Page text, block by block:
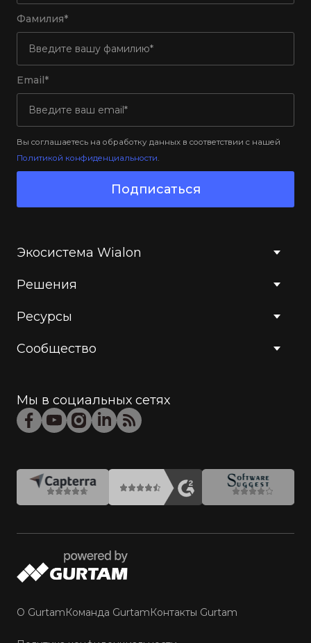
Фамилия*
Email*
Вы соглашаетесь на обработку данных в соответствии с нашей
Политикой конфиденциальности.
Подписаться
Экосистема Wialon
Решения
Ресурсы
Сообщество
Мы в социальных сетях
О GurtamКоманда GurtamКонтакты Gurtam